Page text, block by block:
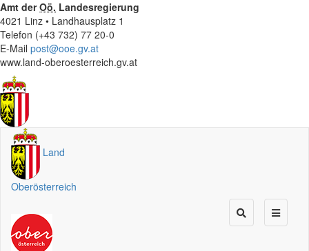
Amt derOö. Landesregierung
4021 Linz • Landhausplatz 1
Telefon (+43 732) 77 20-0
E-Mail post@ooe.gv.at
www.land-oberoesterreich.gv.at
Land
Oberösterreich